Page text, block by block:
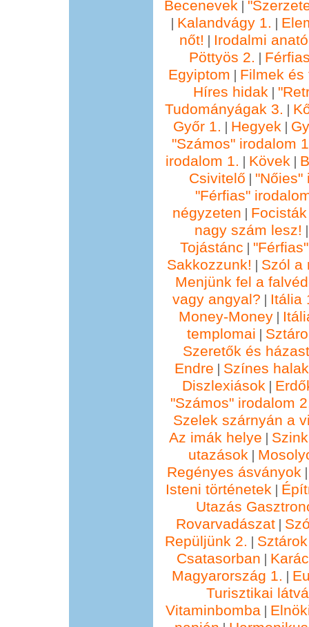
Becenevek |
| Kalandvágy 1. |
nőt! | Irodalmi
Pöttyös 2. |
Egyiptom | Filmek és
Híres hidak |
Tudományágak 3. |
Győr 1. | Hegyek |
"Számos" irodalom
irodalom 1. | Kövek |
Csivitelő | "Nőies"
"Férfias"
négyzeten | Focisták
nagy szám lesz!
Tojástánc |
Sakkozzunk! | Szól a
Menjünk fel a
vagy angyal? | Itália
Money-Money |
templomai |
Szeretők és
Endre | Színes
Diszlexiások |
"Számos" irodalom
Szelek szárnyán a
Az imák helye |
utazások |
Regényes ásványok
Isteni történetek |
Utazás
Rovarvadászat|
Repüljünk 2. |
Csatasorban |
Magyarország 1. |
Turisztikai
Vitaminbomba|